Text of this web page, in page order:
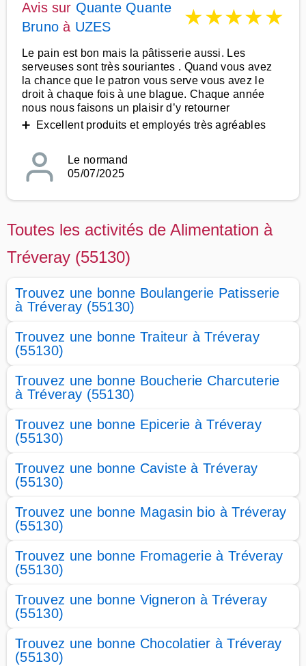
Avis sur Quante Quante
Bruno à UZES ★★★★★
Le pain est bon mais la pâtisserie aussi. Les
serveuses sont très souriantes . Quand vous avez
la chance que le patron vous serve vous avez le
droit à chaque fois à une blague. Chaque année
nous nous faisons un plaisir d’y retourner
➕ Excellent produits et employés très agréables
Le normand
05/07/2025
Toutes les activités de Alimentation à
Tréveray (55130)
Trouvez une bonne Boulangerie Patisserie
à Tréveray (55130)
Trouvez une bonne Traiteur à Tréveray
(55130)
Trouvez une bonne Boucherie Charcuterie
à Tréveray (55130)
Trouvez une bonne Epicerie à Tréveray
(55130)
Trouvez une bonne Caviste à Tréveray
(55130)
Trouvez une bonne Magasin bio à Tréveray
(55130)
Trouvez une bonne Fromagerie à Tréveray
(55130)
Trouvez une bonne Vigneron à Tréveray
(55130)
Trouvez une bonne Chocolatier à Tréveray
(55130)